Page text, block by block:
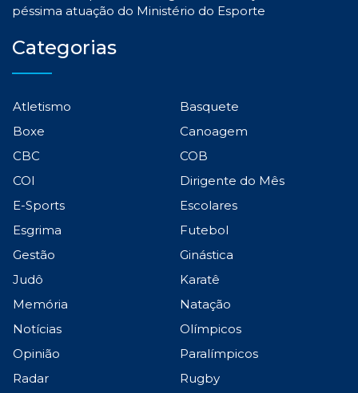
péssima atuação do Ministério do Esporte
Categorias
Atletismo
Basquete
Boxe
Canoagem
CBC
COB
COI
Dirigente do Mês
E-Sports
Escolares
Esgrima
Futebol
Gestão
Ginástica
Judô
Karatê
Memória
Natação
Notícias
Olímpicos
Opinião
Paralímpicos
Radar
Rugby